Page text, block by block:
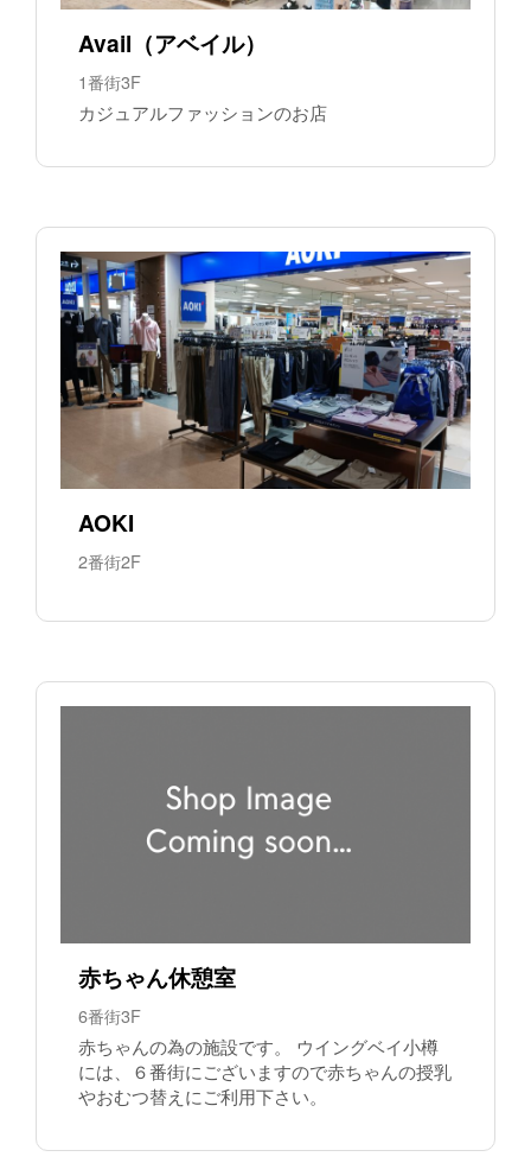
Avail（アベイル）
1番街3F
カジュアルファッションのお店
AOKI
2番街2F
赤ちゃん休憩室
6番街3F
赤ちゃんの為の施設です。 ウイングベイ小樽
には、６番街にございますので赤ちゃんの授乳
やおむつ替えにご利用下さい。